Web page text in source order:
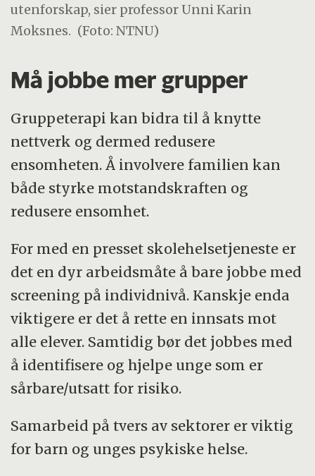
utenforskap, sier professor Unni Karin
Moksnes. (Foto: NTNU)
Må jobbe mer grupper
Gruppeterapi kan bidra til å knytte
nettverk og dermed redusere
ensomheten. Å involvere familien kan
både styrke motstandskraften og
redusere ensomhet.
For med en presset skolehelsetjeneste er
det en dyr arbeidsmåte å bare jobbe med
screening på individnivå. Kanskje enda
viktigere er det å rette en innsats mot
alle elever. Samtidig bør det jobbes med
å identifisere og hjelpe unge som er
sårbare/utsatt for risiko.
Samarbeid på tvers av sektorer er viktig
for barn og unges psykiske helse.